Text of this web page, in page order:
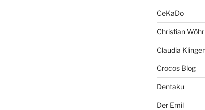
CeKaDo
Christian Wöhrl
Claudia Klinger
Crocos Blog
Dentaku
Der Emil